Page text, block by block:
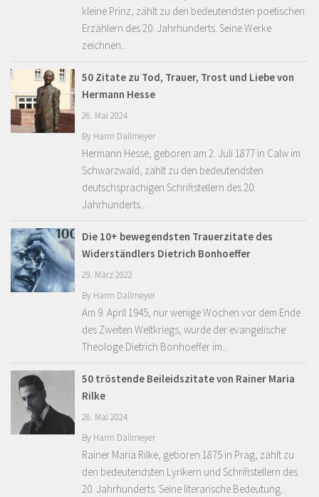
kleine Prinz, zählt zu den bedeutendsten poetischen
Erzählern des 20. Jahrhunderts. Seine Werke
zeichnen...
50 Zitate zu Tod, Trauer, Trost und Liebe von
Hermann Hesse
26. Mai 2024
By Harm Dallmeyer
Hermann Hesse, geboren am 2. Juli 1877 in Calw im
Schwarzwald, zählt zu den bedeutendsten
deutschsprachigen Schriftstellern des 20.
Jahrhunderts....
Die 10+ bewegendsten Trauerzitate des
Widerständlers Dietrich Bonhoeffer
29. März 2022
By Harm Dallmeyer
Am 9. April 1945, nur wenige Wochen vor dem Ende
des Zweiten Weltkriegs, wurde der evangelische
Theologe Dietrich Bonhoeffer im...
50 tröstende Beileidszitate von Rainer Maria
Rilke
26. Mai 2024
By Harm Dallmeyer
Rainer Maria Rilke, geboren 1875 in Prag, zählt zu
den bedeutendsten Lyrikern und Schriftstellern des
20. Jahrhunderts. Seine literarische Bedeutung...